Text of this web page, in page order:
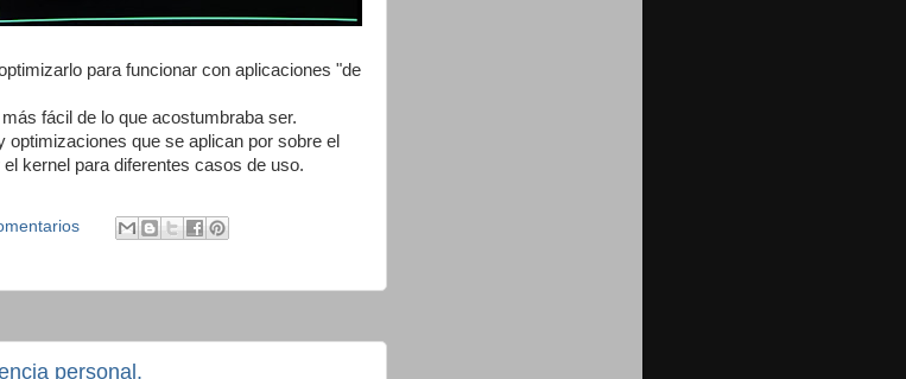
para funcionar con aplicaciones "de
fácil de lo que acostumbraba ser.
que se aplican por sobre el
kernel para diferentes casos de uso.
personal.